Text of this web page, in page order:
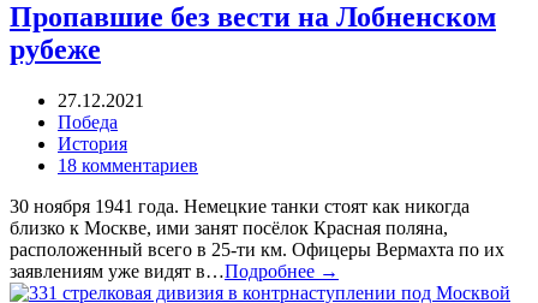
Пропавшие без вести на Лобненском
рубеже
27.12.2021
Победа
История
18 комментариев
30 ноября 1941 года. Немецкие танки стоят как никогда
близко к Москве, ими занят посёлок Красная поляна,
расположенный всего в 25-ти км. Офицеры Вермахта по их
заявлениям уже видят в…Подробнее →